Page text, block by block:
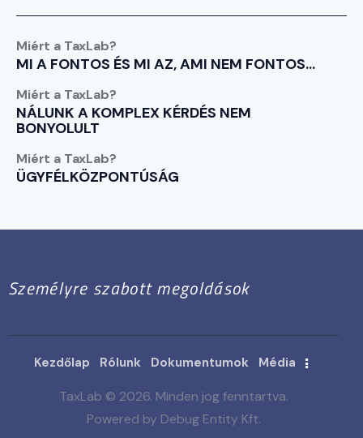
Miért a TaxLab?
MI A FONTOS ÉS MI AZ, AMI NEM FONTOS…
Miért a TaxLab?
NÁLUNK A KOMPLEX KÉRDÉS NEM
BONYOLULT
Miért a TaxLab?
ÜGYFÉLKÖZPONTÚSÁG
Személyre szabott megoldások
Kezdőlap Rólunk Dokumentumok Média
TaxLab © 2026. Minden jog fenntartva.
Powered by Debug Entity Kft.